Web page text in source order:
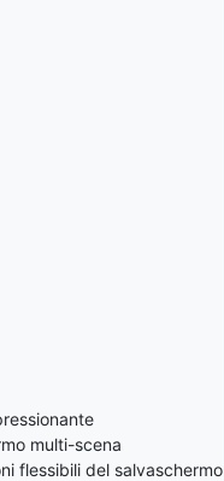
multi-scena
flessibili del salvaschermo